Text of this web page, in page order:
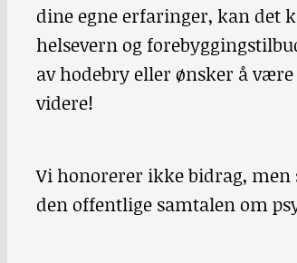
dine egne erfaringer, kan det
helsevern og
av hodebry eller ønsker å
videre!
Vi honorerer ikke bidrag,
den offentlige samtalen om